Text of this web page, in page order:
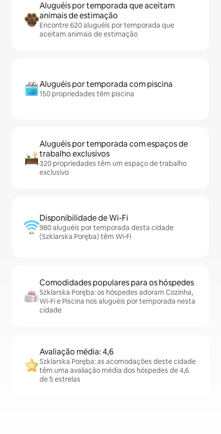
Aluguéis por temporada que aceitam
animais de estimação
Encontre 620 aluguéis por temporada que
aceitam animais de estimação
Aluguéis por temporada com piscina
150 propriedades têm piscina
Aluguéis por temporada com espaços de
trabalho exclusivos
320 propriedades têm um espaço de trabalho
exclusivo
Disponibilidade de Wi-Fi
980 aluguéis por temporada desta cidade
(Szklarska Poręba) têm Wi-Fi
Comodidades populares para os hóspedes
Szklarska Poręba: os hóspedes adoram Cozinha,
Wi-Fi e Piscina nos aluguéis por temporada nesta
cidade
Avaliação média: 4,6
Szklarska Poręba: as acomodações deste cidade
têm uma avaliação média dos hóspedes de 4,6
de 5 estrelas